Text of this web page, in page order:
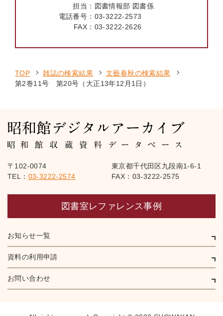
担当： 図書情報部 図書係
電話番号： 03-3222-2573
FAX： 03-3222-2626
TOP 雑誌の検索結果
文藝春秋の検索結果
第2巻11号 第20号（大正13年12月1日）
〒102-0074
東京都千代田区九段南1-6-1
TEL： 03-3222-2574 FAX：03-3222-2575
図書室レファレンス事例
お知らせ一覧
資料の利用申請
お問い合わせ